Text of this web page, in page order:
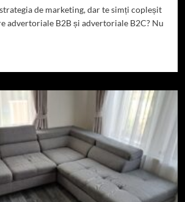
de marketing, dar te simți copleșit
advertoriale B2B și advertoriale B2C? Nu